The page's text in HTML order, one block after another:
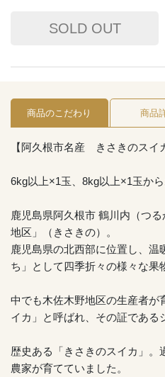
商品のこだわり 商品
【阿久根市名産 きさきのスイ
6kg以上×1玉、8kg以上×1玉から
鹿児島県阿久根市 鶴川内（つ
地区」（きさきの）。
鹿児島県の北西部に位置し、温
ち」として四季折々の様々な果
中でも木佐木野地区の生産者が
イカ」と呼ばれ、その証である
歴史ある「きさきのスイカ」。
農家が育てていました。